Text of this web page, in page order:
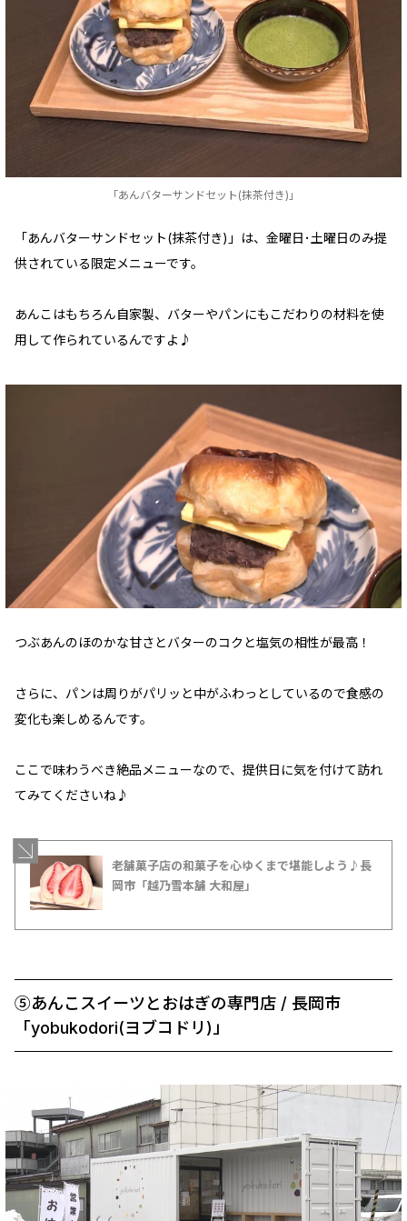
「あんバターサンドセット(抹茶付き)」
「あんバターサンドセット(抹茶付き)」は、金曜日･土曜日のみ提
供されている限定メニューです。
あんこはもちろん自家製、バターやパンにもこだわりの材料を使
用して作られているんですよ♪
つぶあんのほのかな甘さとバターのコクと塩気の相性が最高！
さらに、パンは周りがパリッと中がふわっとしているので食感の
変化も楽しめるんです。
ここで味わうべき絶品メニューなので、提供日に気を付けて訪れ
てみてくださいね♪
老舗菓子店の和菓子を心ゆくまで堪能しよう♪長
岡市「越乃雪本舗 大和屋」
⑤あんこスイーツとおはぎの専門店 / 長岡市
「yobukodori(ヨブコドリ)」